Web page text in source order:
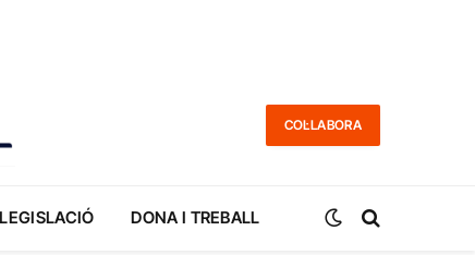
COL·LABORA
LEGISLACIÓ DONA I TREBALL